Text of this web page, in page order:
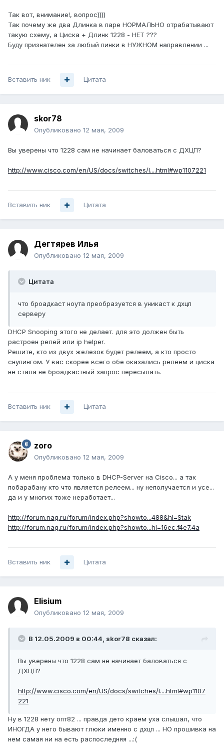
Так вот, внимание!, вопрос))))
Так почему же два Длинка в паре НОРМАЛЬНО отрабатывают
такую схему, а Циска + Длинк 1228 - НЕТ ???
Буду признателен за любый пинки в НУЖНОМ направлении ...
Вставить ник Цитата
skor78
Опубликовано 12 мая, 2009
Вы уверены что 1228 сам не начинает баловаться с ДХЦП?
http://www.cisco.com/en/US/docs/switches/l....html#wp1107221
Вставить ник Цитата
Дегтярев Илья
Опубликовано 12 мая, 2009
Цитата
что броадкаст ноута преобразуется в уникаст к дхцп
серверу
DHCP Snooping этого не делает. для это должен быть
растроен релей или ip helper.
Решите, кто из двух железок будет релеем, а кто просто
снупингом. У вас скорее всего обе оказались релеем и циска
не стала не броадкастный запрос пересылать.
Вставить ник Цитата
zoro
Опубликовано 12 мая, 2009
А у меня проблема только в DHCP-Server на Cisco... а так
побарабану кто что является релеем... ну неполучается и усе...
да и у многих тоже неработает...
http://forum.nag.ru/forum/index.php?showto...488&hl=Stak
http://forum.nag.ru/forum/index.php?showto...hl=16ec.f4e7.4a
Вставить ник Цитата
Elisium
Опубликовано 12 мая, 2009
В 12.05.2009 в 00:44, skor78 сказал:
Вы уверены что 1228 сам не начинает баловаться с
ДХЦП?
http://www.cisco.com/en/US/docs/switches/l....html#wp1107
221
Ну в 1228 нету опт82 ... правда дето краем уха слышал, что
ИНОГДА у него бывают глюки именно с дхцп ... НО прошивка на
нем самая ни на есть распоследняя ...:(